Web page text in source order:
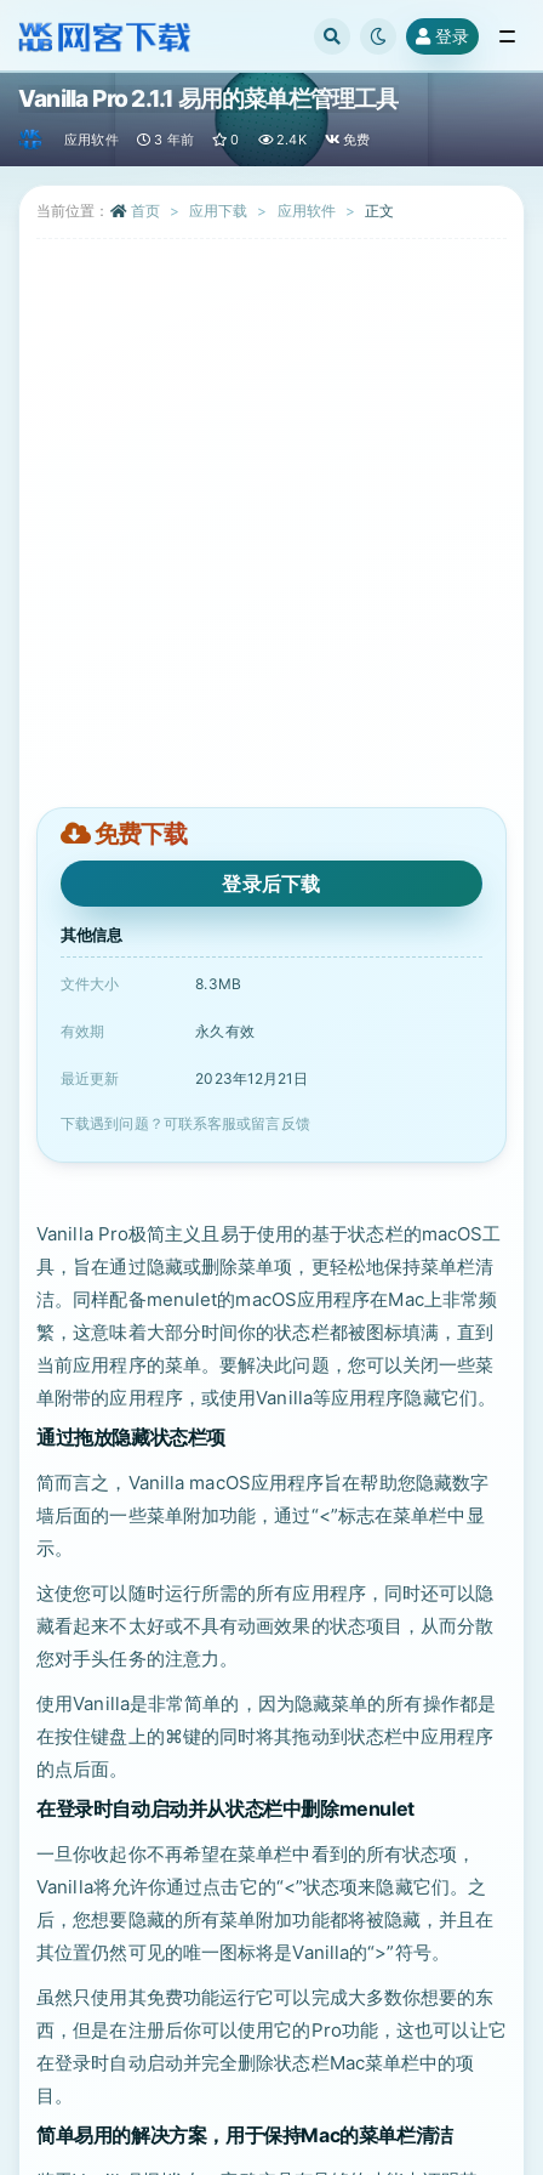
登录
Vanilla Pro 2.1.1 易用的菜单栏管理工具
应用软件 3 年前 0 2.4K 免费
当前位置： 首页 应用下载 应用软件 正文
免费下载
登录后下载
其他信息
文件大小 8.3MB
有效期 永久有效
最近更新 2023年12月21日
下载遇到问题？可联系客服或留言反馈
Vanilla Pro极简主义且易于使用的基于状态栏的macOS工
具，旨在通过隐藏或删除菜单项，更轻松地保持菜单栏清
洁。同样配备menulet的macOS应用程序在Mac上非常频
繁，这意味着大部分时间你的状态栏都被图标填满，直到
当前应用程序的菜单。要解决此问题，您可以关闭一些菜
单附带的应用程序，或使用Vanilla等应用程序隐藏它们。
通过拖放隐藏状态栏项
简而言之，Vanilla macOS应用程序旨在帮助您隐藏数字
墙后面的一些菜单附加功能，通过“<”标志在菜单栏中显
示。
这使您可以随时运行所需的所有应用程序，同时还可以隐
藏看起来不太好或不具有动画效果的状态项目，从而分散
您对手头任务的注意力。
使用Vanilla是非常简单的，因为隐藏菜单的所有操作都是
在按住键盘上的⌘键的同时将其拖动到状态栏中应用程序
的点后面。
在登录时自动启动并从状态栏中删除menulet
一旦你收起你不再希望在菜单栏中看到的所有状态项，
Vanilla将允许你通过点击它的“<”状态项来隐藏它们。之
后，您想要隐藏的所有菜单附加功能都将被隐藏，并且在
其位置仍然可见的唯一图标将是Vanilla的“>”符号。
虽然只使用其免费功能运行它可以完成大多数你想要的东
西，但是在注册后你可以使用它的Pro功能，这也可以让它
在登录时自动启动并完全删除状态栏Mac菜单栏中的项
目。
简单易用的解决方案，用于保持Mac的菜单栏清洁
全部